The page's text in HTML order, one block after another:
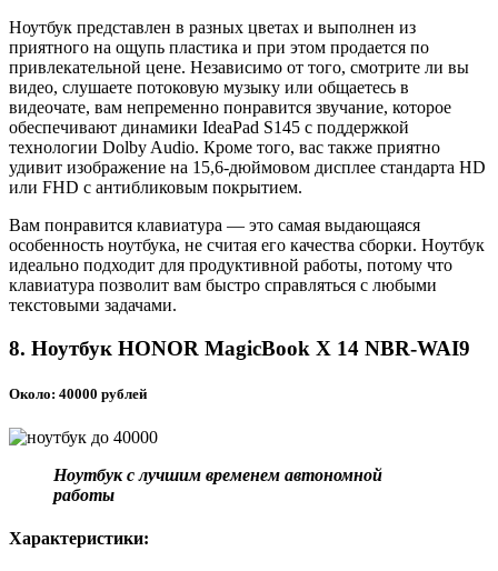
Ноутбук представлен в разных цветах и выполнен из
приятного на ощупь пластика и при этом продается по
привлекательной цене. Независимо от того, смотрите ли вы
видео, слушаете потоковую музыку или общаетесь в
видеочате, вам непременно понравится звучание, которое
обеспечивают динамики IdeaPad S145 с поддержкой
технологии Dolby Audio. Кроме того, вас также приятно
удивит изображение на 15,6-дюймовом дисплее стандарта HD
или FHD с антибликовым покрытием.
Вам понравится клавиатура — это самая выдающаяся
особенность ноутбука, не считая его качества сборки. Ноутбук
идеально подходит для продуктивной работы, потому что
клавиатура позволит вам быстро справляться с любыми
текстовыми задачами.
8. Ноутбук HONOR MagicBook X 14 NBR-WAI9
Около: 40000 рублей
Ноутбук с лучшим временем автономной
работы
Характеристики: